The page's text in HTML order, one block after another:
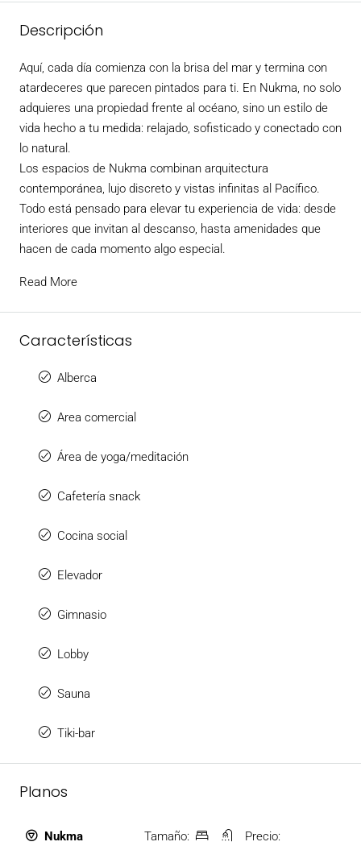
Descripción
Aquí, cada día comienza con la brisa del mar y termina con
atardeceres que parecen pintados para ti. En Nukma, no solo
adquieres una propiedad frente al océano, sino un estilo de
vida hecho a tu medida: relajado, sofisticado y conectado con
lo natural.
Los espacios de Nukma combinan arquitectura
contemporánea, lujo discreto y vistas infinitas al Pacífico.
Todo está pensado para elevar tu experiencia de vida: desde
interiores que invitan al descanso, hasta amenidades que
hacen de cada momento algo especial.
Read More
Características
Alberca
Area comercial
Área de yoga/meditación
Cafetería snack
Cocina social
Elevador
Gimnasio
Lobby
Sauna
Tiki-bar
Planos
Nukma Tamaño: Precio: